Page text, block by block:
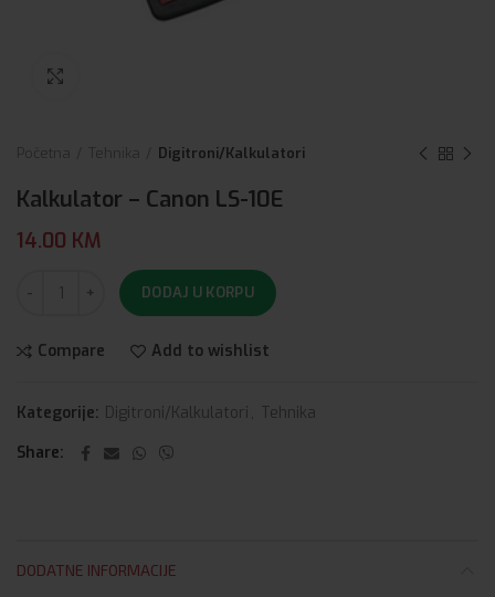
Digitroni/Kalkulatori
Kalkulator – Canon LS-10E
14.00 KM
DODAJ U KORPU
Compare Add to wishlist
Kategorije: Digitroni/Kalkulatori , Tehnika
Share
DODATNE INFORMACIJE